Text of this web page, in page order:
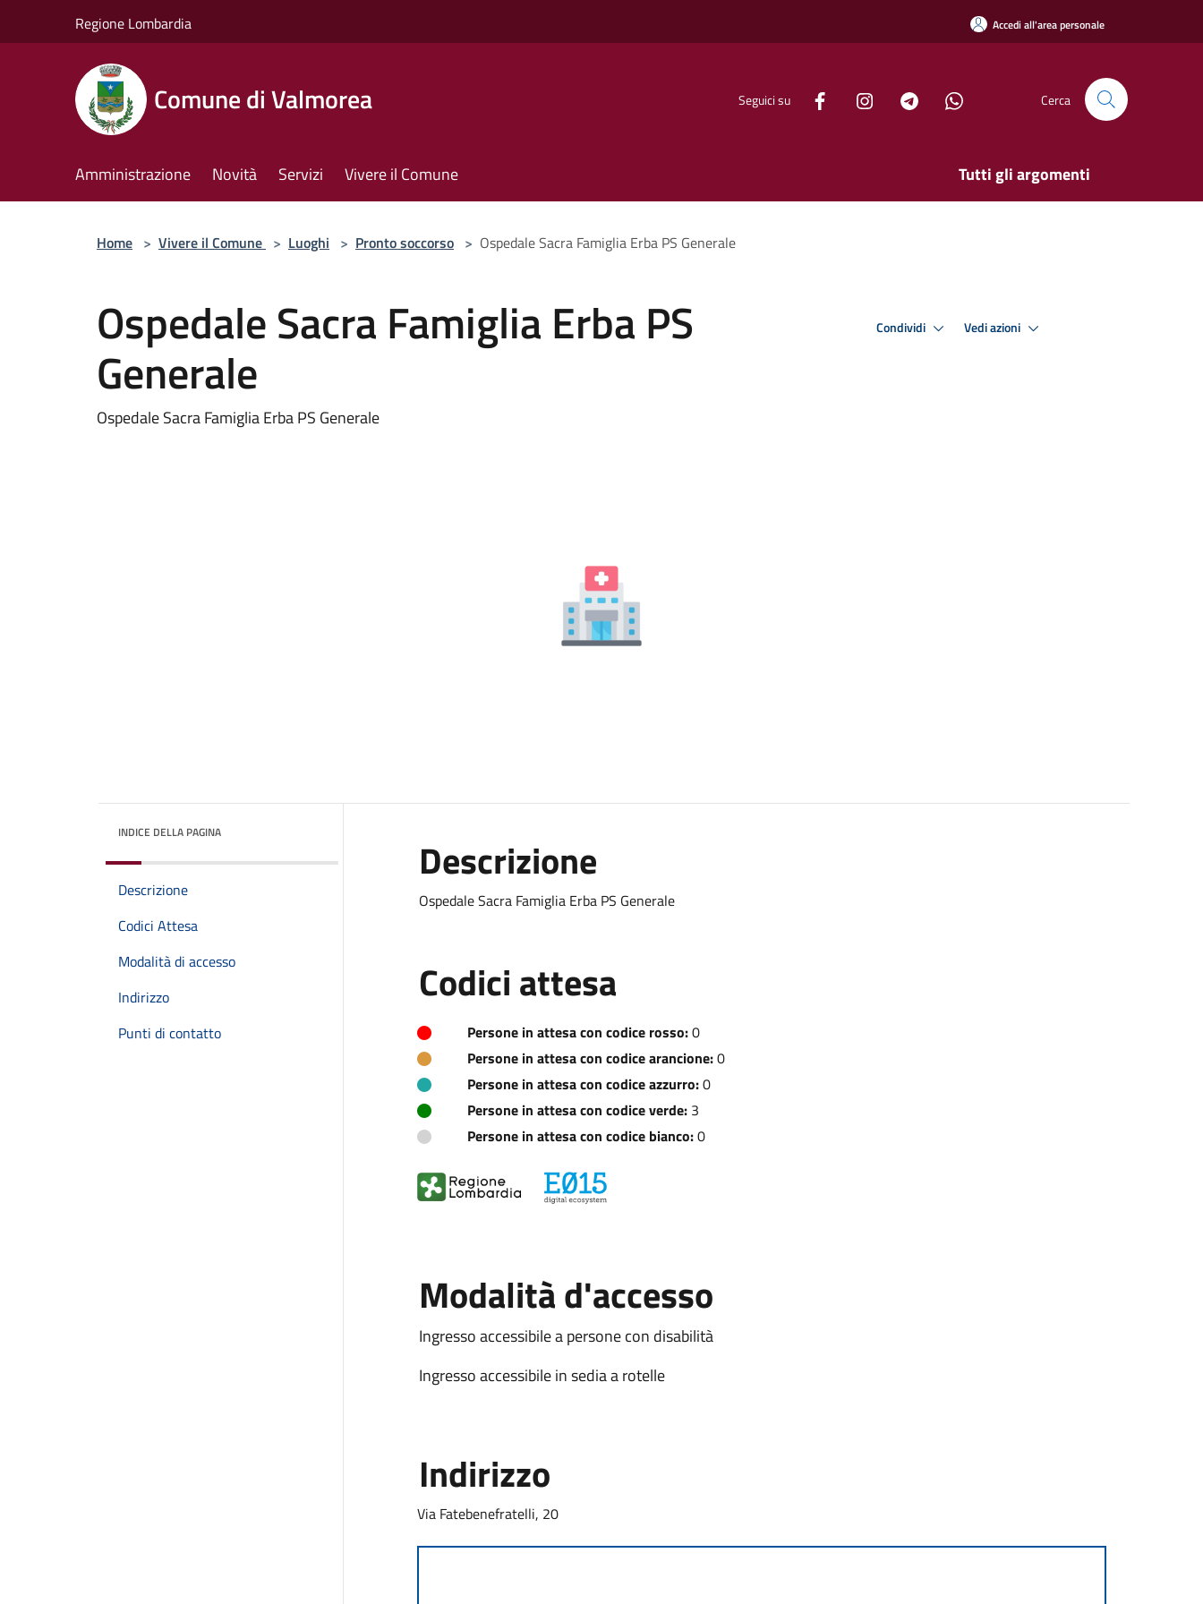
Regione Lombardia Accedi all'area personale
Comune di Valmorea Seguici su Cerca
Amministrazione Novità Servizi Vivere il Comune Tutti gli argomenti
Home > Vivere il Comune > Luoghi > Pronto soccorso > Ospedale Sacra Famiglia Erba PS Generale
Ospedale Sacra Famiglia Erba PS
Generale
Ospedale Sacra Famiglia Erba PS Generale
Condividi Vedi azioni
INDICE DELLA PAGINA
Descrizione
Codici Attesa
Modalità di accesso
Indirizzo
Punti di contatto
Descrizione
Ospedale Sacra Famiglia Erba PS Generale
Codici attesa
Persone in attesa con codice rosso:0
Persone in attesa con codice arancione:0
Persone in attesa con codice azzurro:0
Persone in attesa con codice verde:3
Persone in attesa con codice bianco:0
Modalità d'accesso
Ingresso accessibile a persone con disabilità
Ingresso accessibile in sedia a rotelle
Indirizzo
Via Fatebenefratelli, 20